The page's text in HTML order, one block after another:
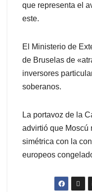
que representa el
este.
El Ministerio de
de Bruselas de
inversores
soberanos.
La portavoz de la
advirtió que Moscú
simétrica con la
europeos